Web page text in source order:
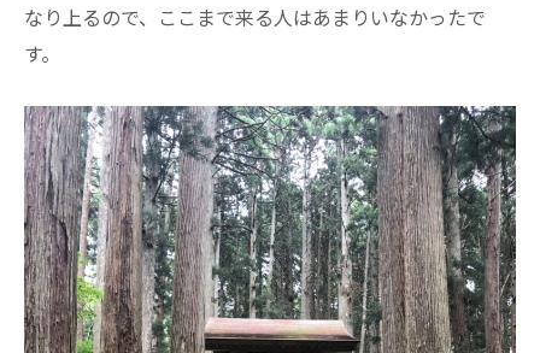
なり上るので、ここまで来る人はあまりいなかったで
す。